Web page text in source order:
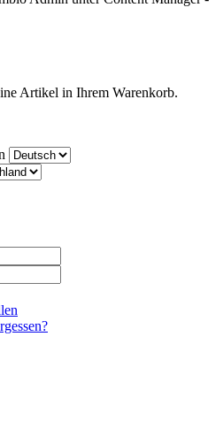
Artikel in Ihrem Warenkorb.